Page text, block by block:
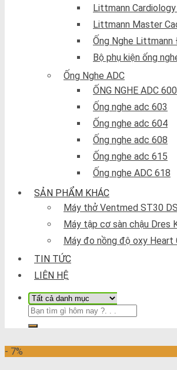
Littmann
Littmann Master
Ống Nghe Littmann
Bộ phụ kiện ống
Ống Nghe ADC
ỐNG NGHE ADC 600
Ống nghe adc 603
Ống nghe adc 604
Ống nghe adc 608
Ống nghe adc 615
Ống nghe ADC 618
SẢN PHẨM KHÁC
Máy thở Ventmed ST30
Máy tập cơ sàn chậu Dres
Máy đo nồng độ oxy Heart
TIN TỨC
LIÊN HỆ
- 7%